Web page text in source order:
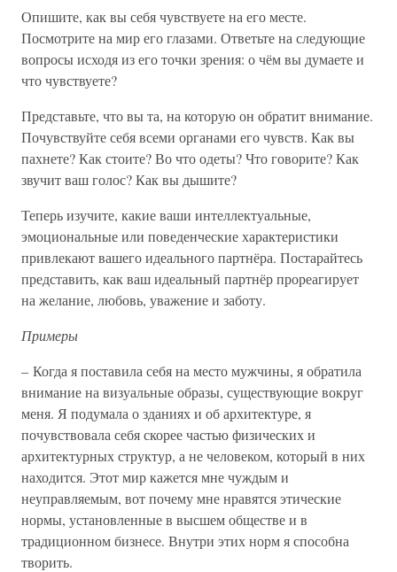
Опишите, как вы себя чувствуете на его месте.
Посмотрите на мир его глазами. Ответьте на следующие
вопросы исходя из его точки зрения: о чём вы думаете и
что чувствуете?
Представьте, что вы та, на которую он обратит внимание.
Почувствуйте себя всеми органами его чувств. Как вы
пахнете? Как стоите? Во что одеты? Что говорите? Как
звучит ваш голос? Как вы дышите?
Теперь изучите, какие ваши интеллектуальные,
эмоциональные или поведенческие характеристики
привлекают вашего идеального партнёра. Постарайтесь
представить, как ваш идеальный партнёр прореагирует
на желание, любовь, уважение и заботу.
Примеры
– Когда я поставила себя на место мужчины, я обратила
внимание на визуальные образы, существующие вокруг
меня. Я подумала о зданиях и об архитектуре, я
почувствовала себя скорее частью физических и
архитектурных структур, а не человеком, который в них
находится. Этот мир кажется мне чуждым и
неуправляемым, вот почему мне нравятся этические
нормы, установленные в высшем обществе и в
традиционном бизнесе. Внутри этих норм я способна
творить.